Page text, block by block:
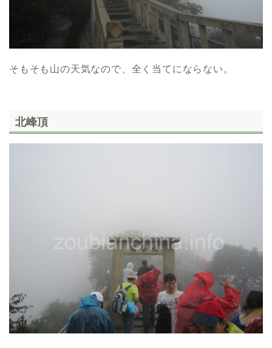
そもそも山の天気なので、全く当てにならない。
北峰頂